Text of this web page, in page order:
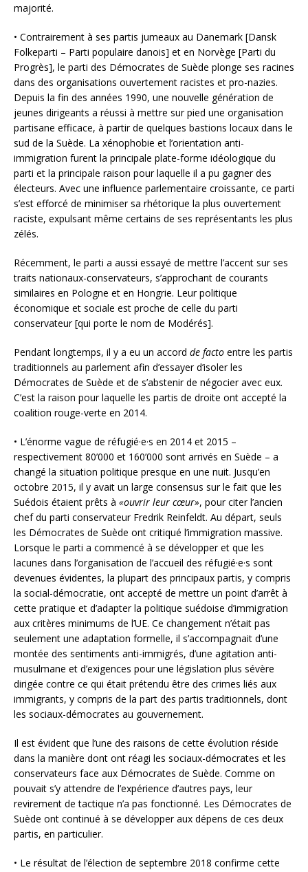
majorité.
• Contrairement à ses partis jumeaux au Danemark [Dansk
Folkeparti – Parti populaire danois] et en Norvège [Parti du
Progrès], le parti des Démocrates de Suède plonge ses racines
dans des organisations ouvertement racistes et pro-nazies.
Depuis la fin des années 1990, une nouvelle génération de
jeunes dirigeants a réussi à mettre sur pied une organisation
partisane efficace, à partir de quelques bastions locaux dans le
sud de la Suède. La xénophobie et l’orientation anti-
immigration furent la principale plate-forme idéologique du
parti et la principale raison pour laquelle il a pu gagner des
électeurs. Avec une influence parlementaire croissante, ce parti
s’est efforcé de minimiser sa rhétorique la plus ouvertement
raciste, expulsant même certains de ses représentants les plus
zélés.
Récemment, le parti a aussi essayé de mettre l’accent sur ses
traits nationaux-conservateurs, s’approchant de courants
similaires en Pologne et en Hongrie. Leur politique
économique et sociale est proche de celle du parti
conservateur [qui porte le nom de Modérés].
Pendant longtemps, il y a eu un accord de facto entre les partis
traditionnels au parlement afin d’essayer d’isoler les
Démocrates de Suède et de s’abstenir de négocier avec eux.
C’est la raison pour laquelle les partis de droite ont accepté la
coalition rouge-verte en 2014.
• L’énorme vague de réfugié·e·s en 2014 et 2015 –
respectivement 80’000 et 160’000 sont arrivés en Suède – a
changé la situation politique presque en une nuit. Jusqu’en
octobre 2015, il y avait un large consensus sur le fait que les
Suédois étaient prêts à «ouvrir leur cœur», pour citer l’ancien
chef du parti conservateur Fredrik Reinfeldt. Au départ, seuls
les Démocrates de Suède ont critiqué l’immigration massive.
Lorsque le parti a commencé à se développer et que les
lacunes dans l’organisation de l’accueil des réfugié·e·s sont
devenues évidentes, la plupart des principaux partis, y compris
la social-démocratie, ont accepté de mettre un point d’arrêt à
cette pratique et d’adapter la politique suédoise d’immigration
aux critères minimums de l’UE. Ce changement n’était pas
seulement une adaptation formelle, il s’accompagnait d’une
montée des sentiments anti-immigrés, d’une agitation anti-
musulmane et d’exigences pour une législation plus sévère
dirigée contre ce qui était prétendu être des crimes liés aux
immigrants, y compris de la part des partis traditionnels, dont
les sociaux-démocrates au gouvernement.
Il est évident que l’une des raisons de cette évolution réside
dans la manière dont ont réagi les sociaux-démocrates et les
conservateurs face aux Démocrates de Suède. Comme on
pouvait s’y attendre de l’expérience d’autres pays, leur
revirement de tactique n’a pas fonctionné. Les Démocrates de
Suède ont continué à se développer aux dépens de ces deux
partis, en particulier.
• Le résultat de l’élection de septembre 2018 confirme cette